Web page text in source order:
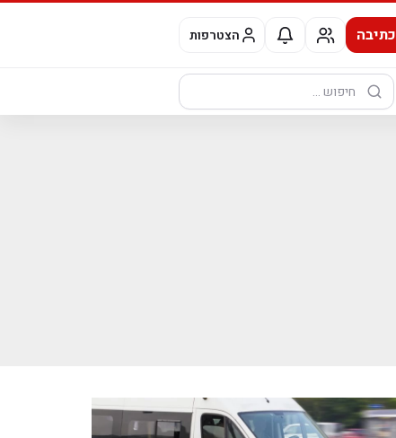
כתיבה הצטרפות
חיפוש: